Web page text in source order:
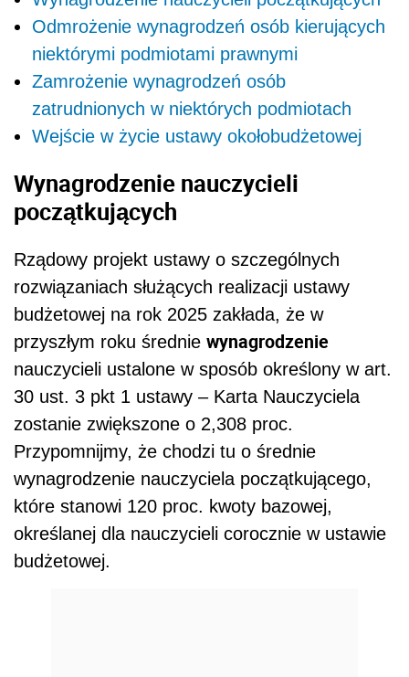
Odmrożenie wynagrodzeń osób kierujących
niektórymi podmiotami prawnymi
Zamrożenie wynagrodzeń osób
zatrudnionych w niektórych podmiotach
Wejście w życie ustawy okołobudżetowej
Wynagrodzenie nauczycieli
początkujących
Rządowy projekt ustawy o szczególnych
rozwiązaniach służących realizacji ustawy
budżetowej na rok 2025 zakłada, że w
przyszłym roku średnie wynagrodzenie
nauczycieli ustalone w sposób określony w art.
30 ust. 3 pkt 1 ustawy – Karta Nauczyciela
zostanie zwiększone o 2,308 proc.
Przypomnijmy, że chodzi tu o średnie
wynagrodzenie nauczyciela początkującego,
które stanowi 120 proc. kwoty bazowej,
określanej dla nauczycieli corocznie w ustawie
budżetowej.